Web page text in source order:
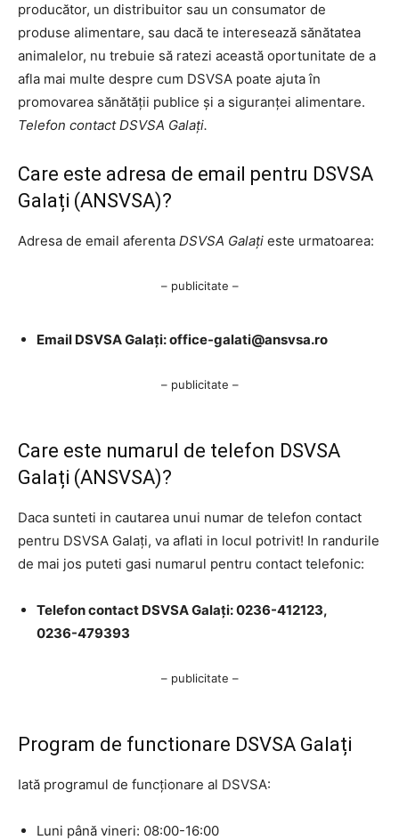
producător, un distribuitor sau un consumator de
produse alimentare, sau dacă te interesează sănătatea
animalelor, nu trebuie să ratezi această oportunitate de a
afla mai multe despre cum DSVSA poate ajuta în
promovarea sănătății publice și a siguranței alimentare.
Telefon contact DSVSA Galați.
Care este adresa de email pentru DSVSA
Galați (ANSVSA)?
Adresa de email aferenta DSVSA Galați este urmatoarea:
– publicitate –
Email DSVSA Galați:office-galati@ansvsa.ro
– publicitate –
Care este numarul de telefon DSVSA
Galați (ANSVSA)?
Daca sunteti in cautarea unui numar de telefon contact
pentru DSVSA Galați, va aflati in locul potrivit! In randurile
de mai jos puteti gasi numarul pentru contact telefonic:
Telefon contact DSVSA Galați: 0236-412123,
0236-479393
– publicitate –
Program de functionare DSVSA Galați
Iată programul de funcționare al DSVSA:
Luni până vineri: 08:00-16:00